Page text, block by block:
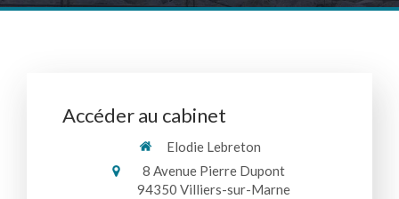
Accéder au cabinet
Elodie Lebreton
8 Avenue Pierre Dupont
94350 Villiers-sur-Marne